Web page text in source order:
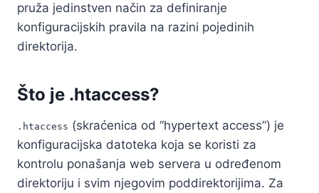
pruža jedinstven način za definiranje
konfiguracijskih pravila na razini pojedinih
direktorija.
Što je .htaccess?
.htaccess (skraćenica od “hypertext access”) je
konfiguracijska datoteka koja se koristi za
kontrolu ponašanja web servera u određenom
direktoriju i svim njegovim poddirektorijima. Za